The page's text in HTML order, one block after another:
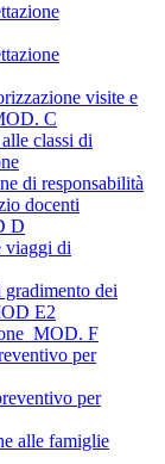
visite e
C
classi di
di responsabilità
docenti
D
viaggi di
dei
E2
F
per
per
alle famiglie